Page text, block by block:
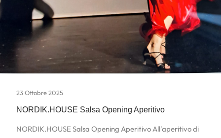
23 Ottobre 2025
NORDIK.HOUSE Salsa Opening Aperitivo
NORDIK.HOUSE Salsa Opening Aperitivo All'aperitivo di